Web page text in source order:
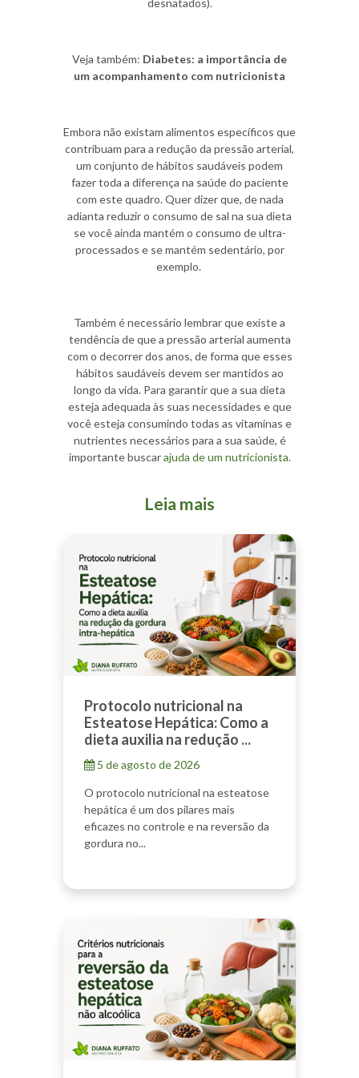
Veja também: Diabetes: a importância de
um acompanhamento com nutricionista
Embora não existam alimentos específicos que
contribuam para a redução da pressão arterial,
um conjunto de hábitos saudáveis podem
fazer toda a diferença na saúde do paciente
com este quadro. Quer dizer que, de nada
adianta reduzir o consumo de sal na sua dieta
se você ainda mantém o consumo de ultra-
processados e se mantém sedentário, por
exemplo.
Também é necessário lembrar que existe a
tendência de que a pressão arterial aumenta
com o decorrer dos anos, de forma que esses
hábitos saudáveis devem ser mantidos ao
longo da vida. Para garantir que a sua dieta
esteja adequada às suas necessidades e que
você esteja consumindo todas as vitaminas e
nutrientes necessários para a sua saúde, é
importante buscarajuda de um nutricionista.
Leia mais
Protocolo nutricional na
Esteatose Hepática: Como a
dieta auxilia na redução ...
5 de agosto de 2026
O protocolo nutricional na esteatose
hepática é um dos pilares mais
eficazes no controle e na reversão da
gordura no...